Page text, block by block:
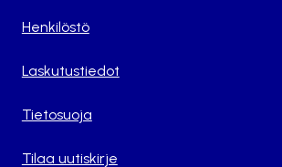
Henkilöstö
Laskutustiedot
Tietosuoja
Tilaa uutiskirje